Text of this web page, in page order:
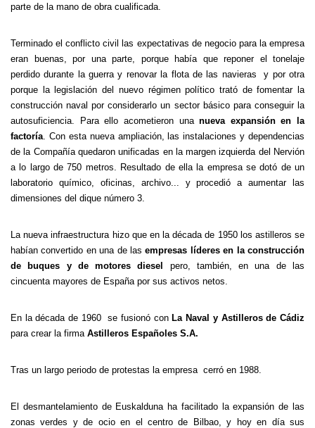
parte de la mano de obra cualificada.
Terminado el conflicto civil las expectativas de negocio para la empresa
eran buenas, por una parte, porque había que reponer el tonelaje
perdido durante la guerra y renovar la flota de las navieras y por otra
porque la legislación del nuevo régimen político trató de fomentar la
construcción naval por considerarlo un sector básico para conseguir la
autosuficiencia. Para ello acometieron unanueva expansión en la
factoría. Con esta nueva ampliación, las instalaciones y dependencias
de la Compañía quedaron unificadas en la margen izquierda del Nervión
a lo largo de 750 metros. Resultado de ella la empresa se dotó de un
laboratorio químico, oficinas, archivo... y procedió a aumentar las
dimensiones del dique número 3.
La nueva infraestructura hizo que en la década de 1950 los astilleros se
habían convertido en una de lasempresas líderes en la construcción
de buques y de motores diesel
pero, también, en una de las
cincuenta mayores de España por sus activos netos.
En la década de 1960 se fusionó con La Naval y Astilleros de Cádiz
para crear la firma Astilleros Españoles S.A.
Tras un largo periodo de protestas la empresa cerró en 1988.
El desmantelamiento de Euskalduna ha facilitado la expansión de las
zonas verdes y de ocio en el centro de Bilbao, y hoy en día sus